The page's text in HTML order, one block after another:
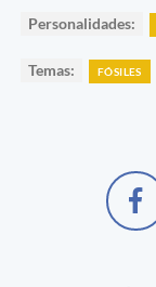
Personalidades:
Temas: FÓSILES